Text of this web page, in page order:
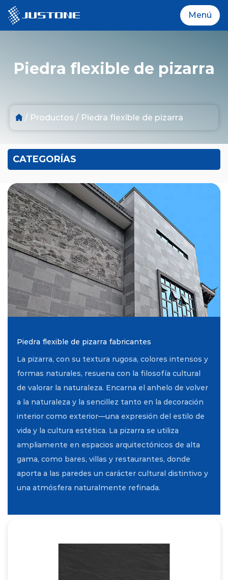
Menú
Sobre nosotros
Instalación
Socios globales
Blog
Contáctenos
Piedra flexible de pizarra
/ Productos / Piedra flexible de pizarra
CATEGORÍAS
Piedra flexible de pizarra fabricantes
La pizarra, con su textura rugosa, colores intensos y
formas naturales, resuena con la filosofía cultural
de valorar la naturaleza. Encarna el anhelo de volver
a la naturaleza y la sencillez tanto en la decoración
interior como exterior—una expresión del estilo de
vida y la cultura estética. La pizarra se utiliza
ampliamente en espacios arquitectónicos de alta
gama, como bares, villas y restaurantes, donde
aporta a las paredes un carácter cultural distintivo y
una atmósfera naturalmente refinada.